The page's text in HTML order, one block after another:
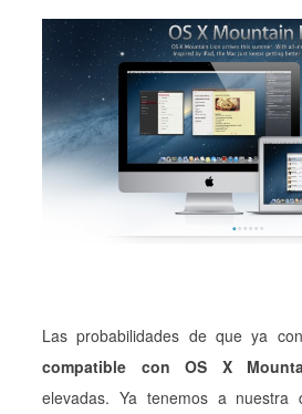
Las probabilidades de que ya
compatible con OS X
elevadas. Ya tenemos a nuestra